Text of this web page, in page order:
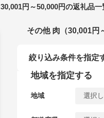
30,001円～50,000円の返礼品一
その他 肉（30,001円
絞り込み条件を指定
地域を指定する
地域